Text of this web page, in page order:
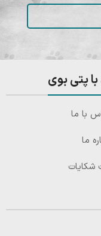
با پتی بوی
با ما
ما
شکایات